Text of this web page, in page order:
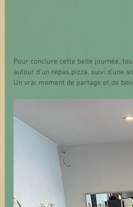
Pour conclure cette belle journée,
autour d’un repas pizza, suivi d’une
Un vrai moment de partage et de